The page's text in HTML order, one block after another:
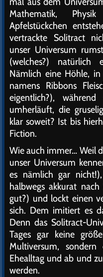
Mathematik,
Apfelstückchen
vertrackte Solitract
unser Universum
(welches?) natürlich
Nämlich eine Höhle,
namens Ribbons
eigentlich?),
umherläuft, die
klar soweit? Ist bis
Fiction.
Wie auch immer… Weil
unser Universum
es nämlich gar
halbwegs akkurat
gut?) und lockt einen
sich. Dem imitiert es
Denn das Solitract-
Tages gar keine
Multiversum, sondern
Ehealltag und ab und
werden.